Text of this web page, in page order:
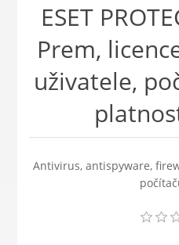
ESET
Prem,
uživatele,
Antivirus, antispyware,